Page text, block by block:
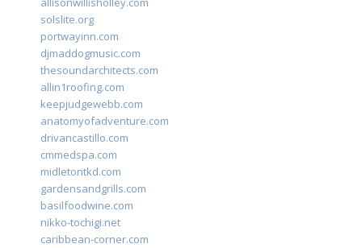
solslite.org
portwayinn.com
djmaddogmusic.com
thesoundarchitects.com
allin1roofing.com
keepjudgewebb.com
anatomyofadventure.com
drivancastillo.com
cmmedspa.com
midletontkd.com
gardensandgrills.com
basilfoodwine.com
nikko-tochigi.net
caribbean-corner.com